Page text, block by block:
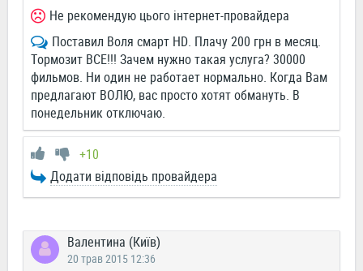
Не рекомендую цього інтернет-провайдера
Поставил Воля смарт HD. Плачу 200 грн в месяц.
Тормозит ВСЕ!!! Зачем нужно такая услуга? 30000
фильмов. Ни один не работает нормально. Когда Вам
предлагают ВОЛЮ, вас просто хотят обмануть. В
понедельник отключаю.
+10
Додати відповідь провайдера
Валентина (Київ)
20 трав 2015 12:36